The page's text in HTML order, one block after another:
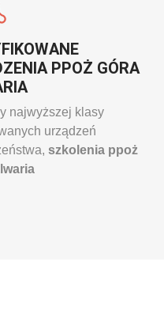
PPOŻ GÓRA
najwyższej klasy
urządzeń
szkolenia ppoż